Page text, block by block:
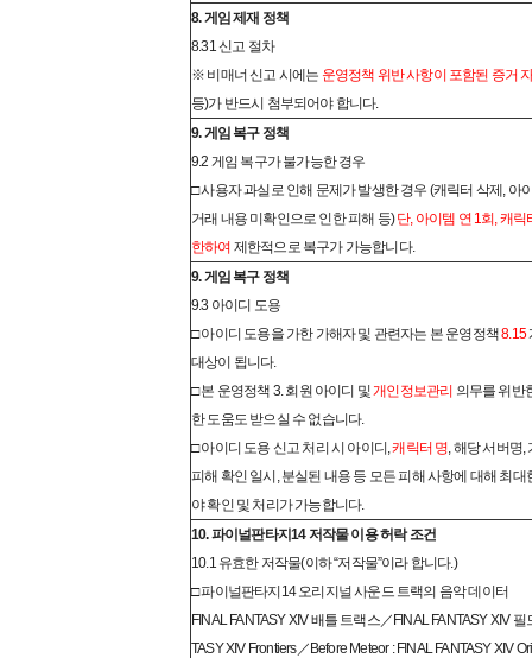
8. 게임 제재 정책
8.31 신고 절차
※ 비매너 신고 시에는 운영정책 위반 사항이 포함된 증거
등)가 반드시 첨부되어야 합니다.
9. 게임 복구 정책
9.2 게임 복구가 불가능한 경우
□ 사용자 과실로 인해 문제가 발생한 경우 (캐릭터 삭제, 아
거래 내용 미확인으로 인한 피해 등)단, 아이템 연 1회, 캐
한하여 제한적으로 복구가 가능합니다.
9. 게임 복구 정책
9.3 아이디 도용
□ 아이디 도용을 가한 가해자 및 관련자는 본 운영정책8.15
대상이 됩니다.
□ 본 운영정책 3. 회원 아이디 및개인정보관리 의무를 위반
한 도움도 받으실 수 없습니다.
□ 아이디 도용 신고 처리 시 아이디,캐릭터 명, 해당 서버명,
피해 확인 일시, 분실된 내용 등 모든 피해 사항에 대해 최
야 확인 및 처리가 가능합니다.
10. 파이널판타지14 저작물 이용 허락 조건
10.1 유효한 저작물(이하 “저작물”이라 합니다.)
□ 파이널판타지14 오리지널 사운드 트랙의 음악 데이터
FINAL FANTASY XIV 배틀 트랙스／FINAL FANTASY XIV
TASY XIV Frontiers／Before Meteor : FINAL FANTASY XIV